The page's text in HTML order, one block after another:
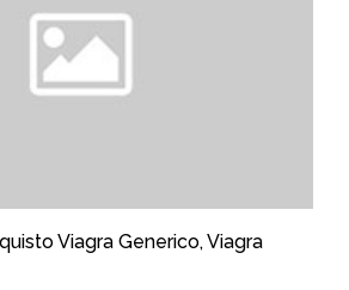
Viagra Generico, Viagra